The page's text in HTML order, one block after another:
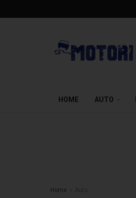
HOME AUTO
Home